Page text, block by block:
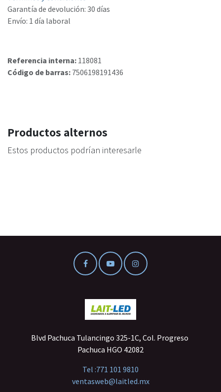
Garantía de devolución: 30 días
Envío: 1 día laboral
Referencia interna: 118081
Código de barras: 7506198191436
Productos alternos
Estos productos podrían interesarle
Blvd Pachuca Tulancingo 325-1C, Col. Progreso
Pachuca HGO 42082
Tel :771 101 9810
ventasweb@laitled.mx